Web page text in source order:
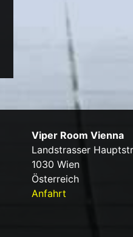
Viper Room Vienna
Landstrasser
1030 Wien
Österreich
Anfahrt